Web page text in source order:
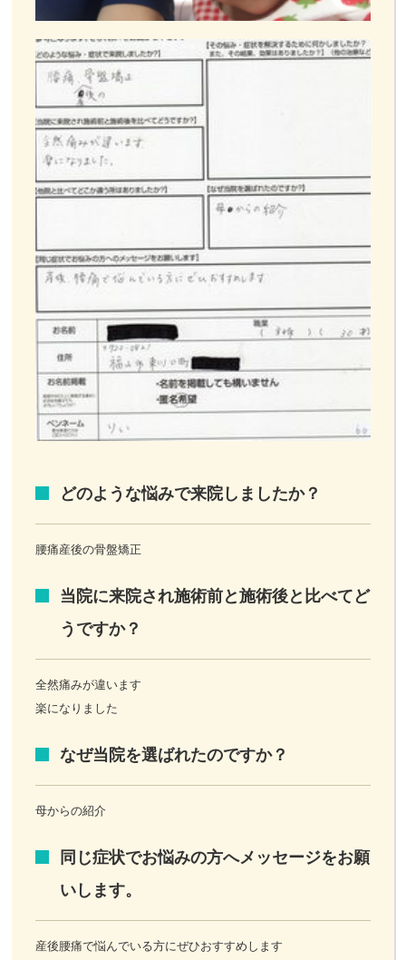
どのような悩みで来院しましたか？
腰痛産後の骨盤矯正
当院に来院され施術前と施術後と比べてど
うですか？
全然痛みが違います
楽になりました
なぜ当院を選ばれたのですか？
母からの紹介
同じ症状でお悩みの方へメッセージをお願
いします。
産後腰痛で悩んでいる方にぜひおすすめします